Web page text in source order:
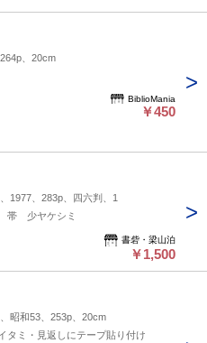
、20cm
BiblioMania
￥450
1977、283p、四六判、1
帯 少ヤケシミ
書砦・梁山泊
￥1,500
昭和53、253p、20cm
タミ・見返しにテープ貼り付け